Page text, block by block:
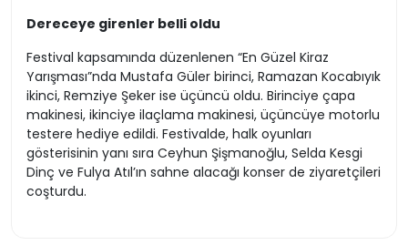
Dereceye girenler belli oldu
Festival kapsamında düzenlenen “En Güzel Kiraz
Yarışması”nda Mustafa Güler birinci, Ramazan Kocabıyık
ikinci, Remziye Şeker ise üçüncü oldu. Birinciye çapa
makinesi, ikinciye ilaçlama makinesi, üçüncüye motorlu
testere hediye edildi. Festivalde, halk oyunları
gösterisinin yanı sıra Ceyhun Şişmanoğlu, Selda Kesgi
Dinç ve Fulya Atıl’ın sahne alacağı konser de ziyaretçileri
coşturdu.